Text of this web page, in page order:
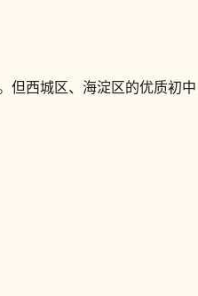
但西城区、海淀区的优质初